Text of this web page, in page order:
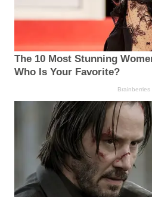
The 10 Most Stunning
Who Is Your Favorite?
Brainberries